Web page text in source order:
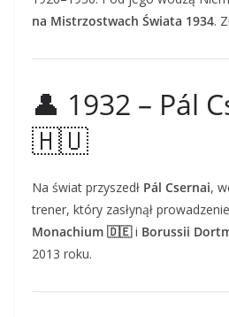
na Mistrzostwach Świata 1934.
👤 1932 – Pál
🇭🇺
Na świat przyszedł Pál Csernai,
trener, który zasłynął
Monachium 🇩🇪i Borussii
2013 roku.